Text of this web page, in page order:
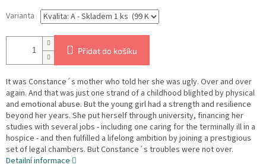
Varianta
Přidat do košíku
It was Constance´s mother who told her she was ugly. Over and over
again. And that was just one strand of a childhood blighted by physical
and emotional abuse. But the young girl had a strength and resilience
beyond her years. She put herself through university, financing her
studies with several jobs - including one caring for the terminally ill in a
hospice - and then fulfilled a lifelong ambition by joining a prestigious
set of legal chambers. But Constance´s troubles were not over.
Detailní informace